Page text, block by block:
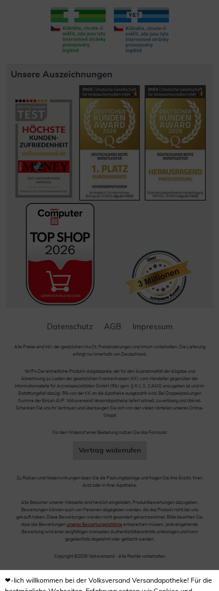
Unsere Auszeichnungen
Datenschutz AGB Impressum
Alle Preise sind inkl. der gestzlichen MwSt. Preisänderungen und Irrtum vorbehalten. Die Lieferung
erfolgt nur innerhalb von Deutschland.
*AVP= Der einheitliche Produkt-Abgabepreis, der für den Ausnahmefall der Abgabe und
Abrechnung zu Lasten der gesetzlichen Krankenkassen (KK) vom Hersteller gegenüber der
Informationsstelle für Arzneispezialitäten GmbH (IFA) gem. § III 1, S. 2 AMG anzugeben ist und im
Erstattungsfall abzügl. 5% von der KK an die Apotheke ausgezahlt wird. Bei Doppelpackungen
Summe der Einzel-AVP. Volksversand Versandapotheke liefert schnell, zuverlässig und diskret.
Schenken Sie uns Ihr Vertrauen und überzeugen Sie sich von den vielen Vorteilen unseres Online-
Shops!
Für den Widerruf einer Bestellung nutzen Sie das Formular:
Vertrag widerrufen
Zu Risiken und Nebenwirkungen lesen Sie die Packungsbeilage und fragen Sie Ihre Ärztin, Ihren
Arzt oder in Ihrer Apotheke.
Alle Besucher unserer Webseite sind herzlich eingeladen, Produktbewertungen abzugeben.
Bewertungen können auch von Personen abgegeben werden, die das Produkt nicht bei uns
gekauft haben. Diese Bewertungen werden nicht gesondert gekennzeichnet. Bitte beachten Sie,
dass alle Bewertungen unserer Bewertungsrichtlinie entsprechen müssen. Jede eingehende
Bewertung wird einer sorgfältigen manuellen Authentizitätskontrolle unterzogen und kann
gegebenfalls abgelehnt oder gelöscht werden.
Copyright ©2026 Volksversand - Alle Rechte vorbehalten
❤-lich willkommen bei der Volksversand Versandapotheke! Für die